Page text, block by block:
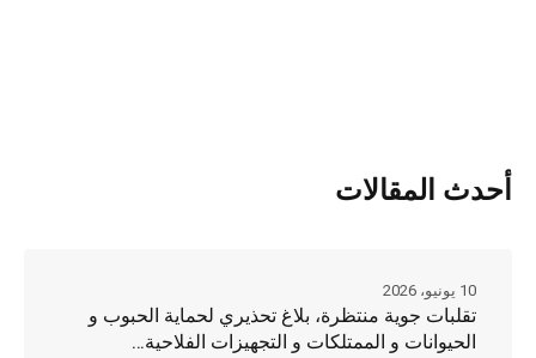
أحدث المقالات
تقلبات جوية منتظرة، بلاغ تحذيري لحماية الحبوب و
الحيوانات و الممتلكات و التجهيزات الفلاحية…
10 يونيو، 2026